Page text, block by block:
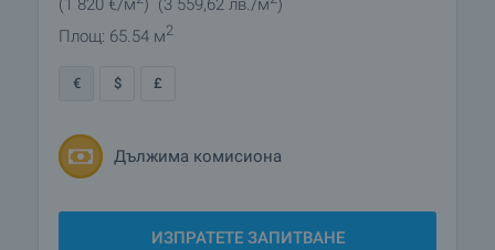
(1 820 €/м ) (3 559,62 лв./м )
Площ: 65.54 м2
€ $ £
Дължима комисиона
ИЗПРАТЕТЕ ЗАПИТВАНЕ